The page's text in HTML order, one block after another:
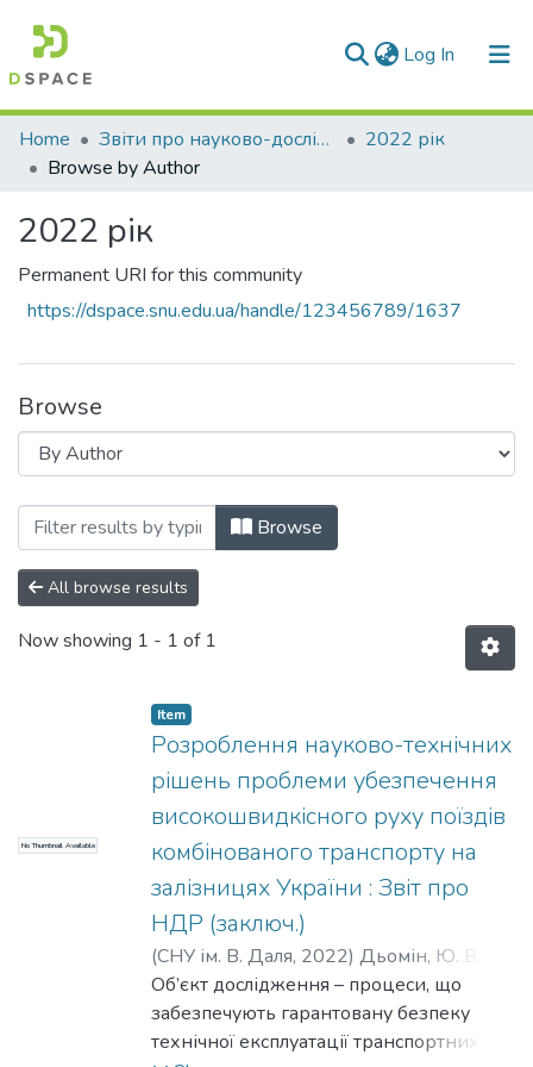
Log In (current)
Communities & Collections
All of DSpace
Home Звіти про науково-дослідну роботу за держбюджетним фінансуванням
2022 рік
Browse by Author
2022 рік
Permanent URI for this community
https://dspace.snu.edu.ua/handle/123456789/1637
Browse
Browsing 2022 рік by Author
Browse
All browse results
Now showing 1 - 1 of 1
No Thumbnail Available
Item
Розроблення науково-технічних
рішень проблеми убезпечення
високошвидкісного руху поїздів
комбінованого транспорту на
залізницях України : Звіт про
НДР (заключ.)
(СНУ ім. В. Даля, 2022) Дьомін, Ю. В.
Сергієнко, О. В.;Горбунов, М. І.; Фомін, О.
В.;Черняк, Г. Ю.;Ловська, А. О.;Дьомін,
Р. Ю.;Морнева, М. О.;Ноженко, В. С.
Об’єкт дослідження – процеси, що
забезпечують гарантовану безпеку
технічної експлуатації транспортних